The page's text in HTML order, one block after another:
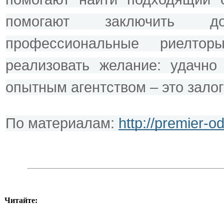
помогают заключить
профессиональные
реализовать желание:
опытным агентством – это
По материалам: http://premier-
Читайте: